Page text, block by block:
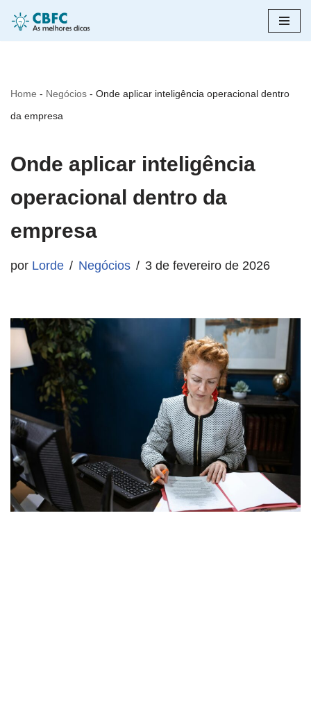
Pular
Home - Negócios - Onde aplicar inteligência operacional dentro
da empresa
Onde aplicar inteligência
operacional dentro da
empresa
por Lorde Negócios 3 de fevereiro de 2026